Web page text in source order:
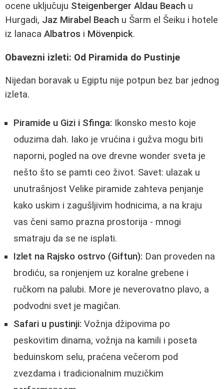
ocene uključuju Steigenberger Aldau Beach u
Hurgadi, Jaz Mirabel Beach u Šarm el Šeiku i hotele
iz lanaca Albatros i Mövenpick.
Obavezni izleti: Od Piramida do Pustinje
Nijedan boravak u Egiptu nije potpun bez bar jednog
izleta.
Piramide u Gizi i Sfinga: Ikonsko mesto koje
oduzima dah. Iako je vrućina i gužva mogu biti
naporni, pogled na ove drevne wonder sveta je
nešto što se pamti ceo život. Savet: ulazak u
unutrašnjost Velike piramide zahteva penjanje
kako uskim i zagušljivim hodnicima, a na kraju
vas čeni samo prazna prostorija - mnogi
smatraju da se ne isplati.
Izlet na Rajsko ostrvo (Giftun): Dan proveden na
brodiću, sa ronjenjem uz koralne grebene i
ručkom na palubi. More je neverovatno plavo, a
podvodni svet je magičan.
Safari u pustinji: Vožnja džipovima po
peskovitim dinama, vožnja na kamili i poseta
beduinskom selu, praćena večerom pod
zvezdama i tradicionalnim muzičkim